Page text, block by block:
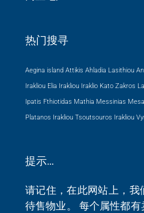
热门搜寻
Aegina island Attikis Ahladia Lasithiou
Irakliou Elia Irakliou Iraklio Kato Zakros
Ipatis Fthiotidas Mathia Messinias
Platanos Irakliou Tsoutsouros Irakliou
提示…
请记住，在此网站上，我
待售物业。 每个属性都